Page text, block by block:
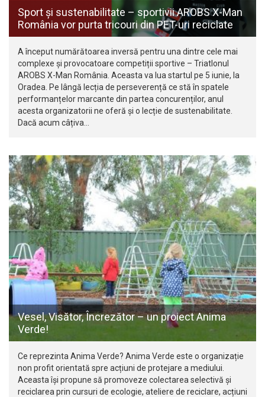
Sport și sustenabilitate – sportivii AROBS X-Man
România vor purta tricouri din PET-uri reciclate
A început numărătoarea inversă pentru una dintre cele mai
complexe și provocatoare competiții sportive – Triatlonul
AROBS X-Man România. Aceasta va lua startul pe 5 iunie, la
Oradea. Pe lângă lecția de perseverență ce stă în spatele
performanțelor marcante din partea concurenților, anul
acesta organizatorii ne oferă și o lecție de sustenabilitate.
Dacă acum câțiva…
Vesel, Visător, Încrezător – un proiect Anima
Verde!
Ce reprezinta Anima Verde? Anima Verde este o organizație
non profit orientată spre acțiuni de protejare a mediului.
Aceasta își propune să promoveze colectarea selectivă și
reciclarea prin cursuri de ecologie, ateliere de reciclare, acțiuni